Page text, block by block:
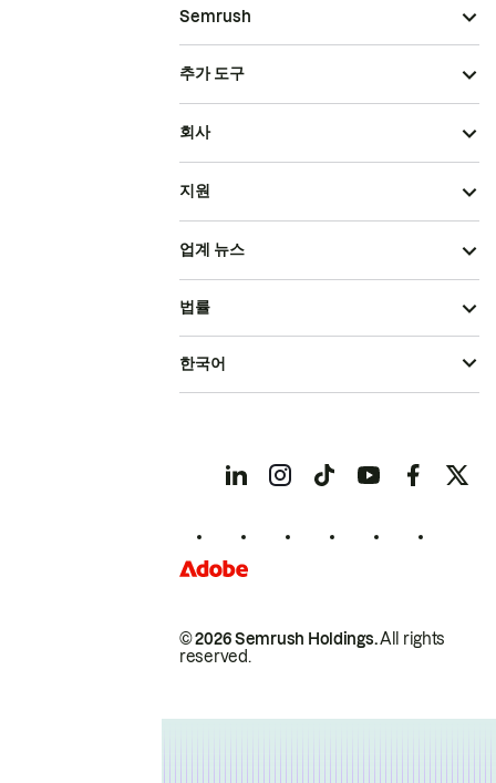
Semrush
추가 도구
회사
지원
업계 뉴스
© 2026 Semrush Holdings.All rights
reserved.
법률
한국어